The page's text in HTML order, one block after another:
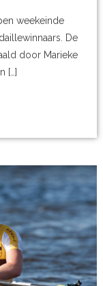
weekeinde
De
door Marieke
[…]